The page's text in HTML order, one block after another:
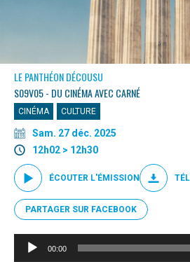
LE PANTHÉON DÉCOUSU
S09V05 - DU CINÉMA AVEC CARNÉ
CINÉMA CULTURE
Sam. 27 déc. 2025
12h02 > 12h30
ÉCOUTER L'ÉMISSION
PARTAGER SUR FACEBOOK
Lecteur
00:00